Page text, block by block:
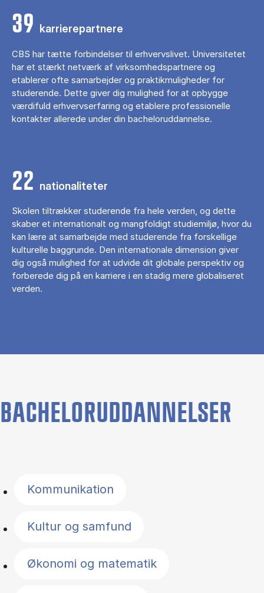
39 karrierepartnere
CBS har tætte forbindelser til erhvervslivet. Universitetet
har et stærkt netværk af virksomhedspartnere og
etablerer ofte samarbejder og praktikmuligheder for
studerende. Dette giver dig mulighed for at opbygge
værdifuld erhvervserfaring og etablere professionelle
kontakter allerede under din bacheloruddannelse.
22 nationaliteter
Skolen tiltrækker studerende fra hele verden, og dette
skaber et internationalt og mangfoldigt studiemiljø, hvor du
kan lære at samarbejde med studerende fra forskellige
kulturelle baggrunde. Den internationale dimension giver
dig også mulighed for at udvide dit globale perspektiv og
forberede dig på en karriere i en stadig mere globaliseret
verden.
BACHELORUDDANNELSER
Kommunikation
Kultur og samfund
Økonomi og matematik